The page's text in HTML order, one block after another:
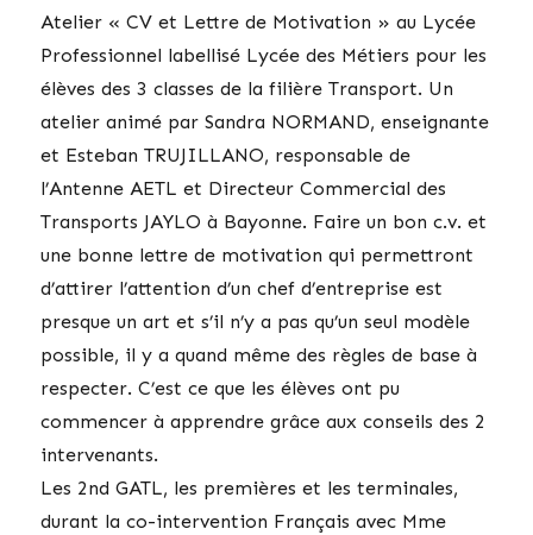
Atelier « CV et Lettre de Motivation » au Lycée
Professionnel labellisé Lycée des Métiers pour les
élèves des 3 classes de la filière Transport. Un
atelier animé par Sandra NORMAND, enseignante
et Esteban TRUJILLANO, responsable de
l’Antenne AETL et Directeur Commercial des
Transports JAYLO à Bayonne. Faire un bon c.v. et
une bonne lettre de motivation qui permettront
d’attirer l’attention d’un chef d’entreprise est
presque un art et s’il n’y a pas qu’un seul modèle
possible, il y a quand même des règles de base à
respecter. C’est ce que les élèves ont pu
commencer à apprendre grâce aux conseils des 2
intervenants.
Les 2nd GATL, les premières et les terminales,
durant la co-intervention Français avec Mme